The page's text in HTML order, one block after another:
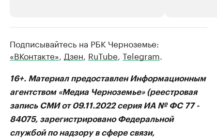
Делитесь новостями бизнеса на РБК
бренды спикеров бизнеса
Посмотрите
Подписывайтесь на РБК Черноземье:
«ВКонтакте», Дзен, RuTube, Telegram.
16+. Материал предоставлен Информационным
агентством «Медиа Черноземье» (реестровая
запись СМИ от 09.11.2022 серия ИА № ФС 77 -
84075, зарегистрировано Федеральной
службой по надзору в сфере связи,